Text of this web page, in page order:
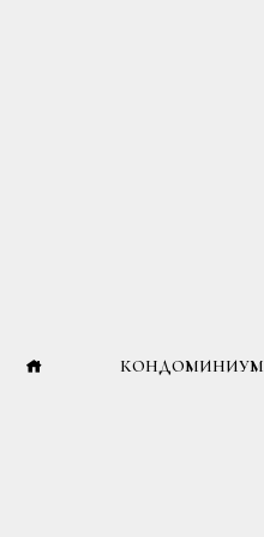
КОНДОМИНИУМ